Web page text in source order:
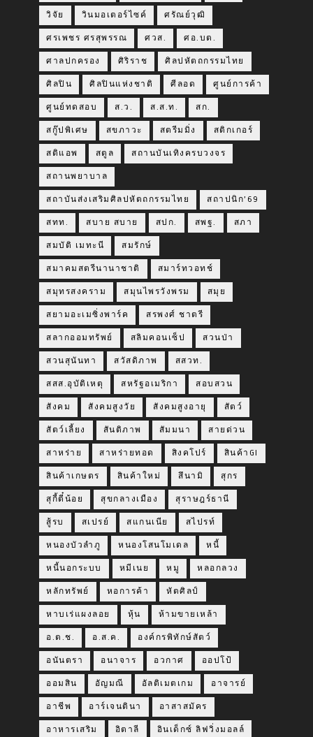
วิจัย วินมอเตอร์ไซค์ ศรัณย์วุฒิ
ศรเพชร ศรสุพรรณ ศวส. ศอ.บต.
ศาลปกครอง ศิริราช ศิลปหัตถกรรมไทย
ศิลปิน ศิลปินแห่งชาติ ศีลอด ศูนย์การค้า
ศูนย์ทดสอบ ส.ว. ส.ส.ท. สก.
สกู๊ปพิเศษ สขภาวะ สตรีมมิ่ง สติกเกอร์
สติแอพ สตูล สถานบันเทิงครบวงจร
สถานพยาบาล
สถาบันส่งเสริมศิลปหัตถกรรมไทย สถาปนิก’69
สทท. สบาย สบาย สปก. สพฐ. สภา
สมบัติ เมทะนี สมรักษ์
สมาคมสตรีนานาชาติ สมาร์ทวอทช์
สมุทรสงคราม สมุนไพรวังพรม สมุย
สยามอะเมซิ่งพาร์ค สรพงศ์ ชาตรี
สลากออมทรัพย์ สลิมคอนเซ็ป สวนป่า
สวนสุนันทา สวัสดิภาพ สสวท.
สสส.อุบัติเหตุ สหรัฐอเมริกา สอบสวน
สังคม สังคมสูงวัย สังคมสูงอายุ สัตว์
สัตว์เลี้ยง สันติภาพ สัมมนา สายด่วน
สาหร่าย สาหร่ายทอด สิงคโปร์ สินค้าGI
สินค้าเกษตร สินค้าใหม่ สึนามิ สุกร
สุกี้ตี๋น้อย สุขกลางเมือง สุราษฎร์ธานี
สู้รบ สเปรย์ สแกนเนีย สไปรท์
หนองบัวลำภู หนองโสนโมเดล หนี้
หนี้นอกระบบ หมีเนย หมู หลอกลวง
หลักทรัพย์ หอการค้า หัตศิลป์
หาบเร่แผงลอย หุ้น ห้ามขายเหล้า
อ.ต.ช. อ.ส.ค. องค์กรพิทักษ์สัตว์
อนันตรา อนาจาร อวกาศ ออปโป้
ออมสิน อัญมณี อัลติเมตเกม อาจารย์
อาชีพ อาร์เจนตินา อาสาสมัคร
อาหารเสริม อิตาลี อินเด็กซ์ ลิฟวิ่งมอลล์